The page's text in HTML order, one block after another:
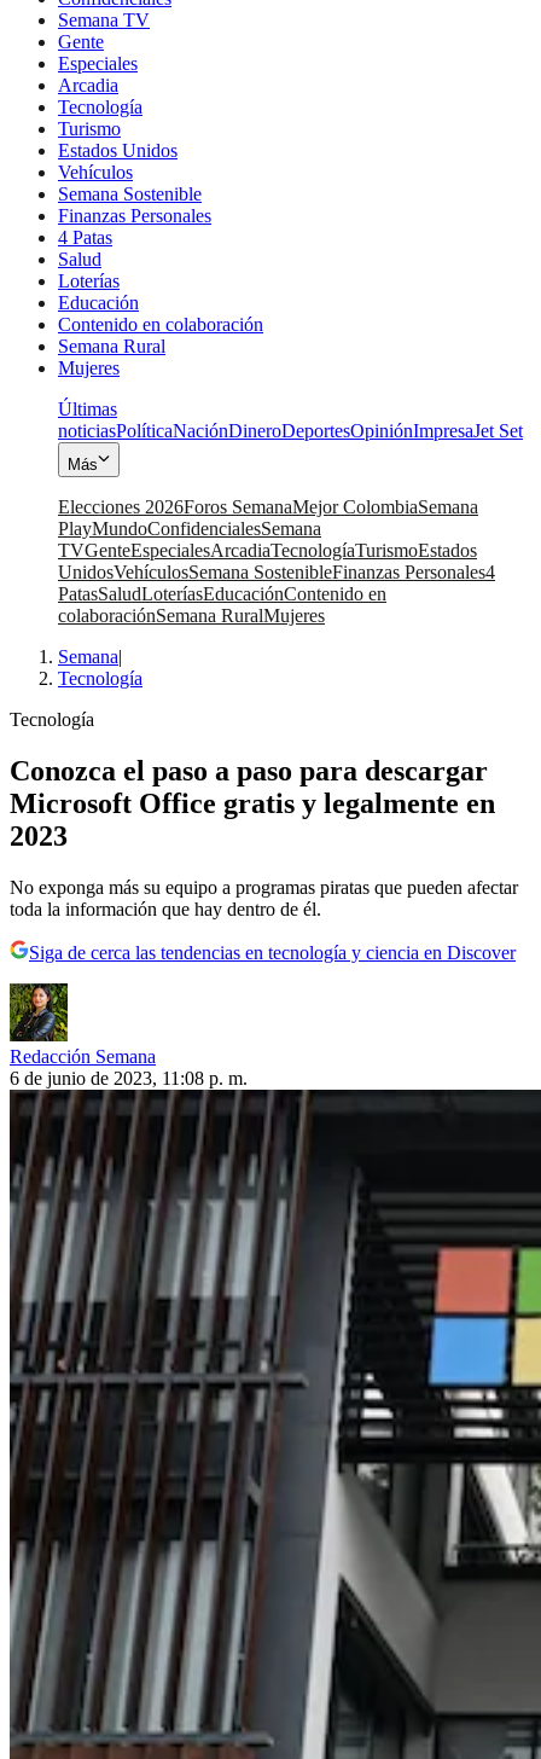
Semana TV
Gente
Especiales
Arcadia
Tecnología
Turismo
Estados Unidos
Vehículos
Semana Sostenible
Finanzas Personales
4 Patas
Salud
Loterías
Educación
Contenido en colaboración
Semana Rural
Mujeres
Últimas
noticiasPolíticaNaciónDineroDeportesOpiniónImpresaJet Set
Más
Elecciones 2026Foros SemanaMejor ColombiaSemana
PlayMundoConfidencialesSemana
TVGenteEspecialesArcadiaTecnologíaTurismoEstados
UnidosVehículosSemana SostenibleFinanzas Personales4
PatasSaludLoteríasEducaciónContenido en
colaboraciónSemana RuralMujeres
Semana|
Tecnología
Tecnología
Conozca el paso a paso para descargar
Microsoft Office gratis y legalmente en
2023
No exponga más su equipo a programas piratas que pueden afectar
toda la información que hay dentro de él.
Siga de cerca las tendencias en tecnología y ciencia en Discover
Redacción Semana
6 de junio de 2023, 11:08 p. m.